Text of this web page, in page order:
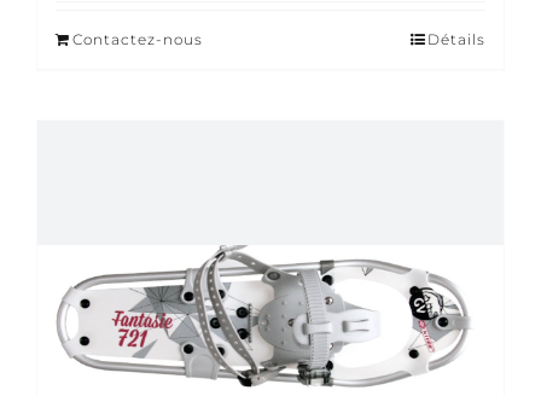
Contactez-nous Détails